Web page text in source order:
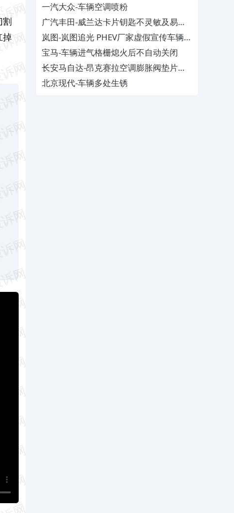
割
掉
一汽大众-车辆空调喷粉
广汽丰田-威兰达卡片钥匙不灵敏及易消
磁
岚图-岚图追光 PHEV厂家虚假宣传车辆配
置与功能
宝马-车辆进气格栅熄火后不自动关闭
长安马自达-昂克赛拉空调膨胀阀垫片生
锈
北京现代-车辆多处生锈